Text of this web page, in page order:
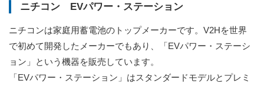
ニチコン EVパワー・ステーション
ニチコンは家庭用蓄電池のトップメーカーです。V2Hを世界
で初めて開発したメーカーでもあり、「EVパワー・ステーシ
ョン」という機器を販売しています。
「EVパワー・ステーション」はスタンダードモデルとプレミ